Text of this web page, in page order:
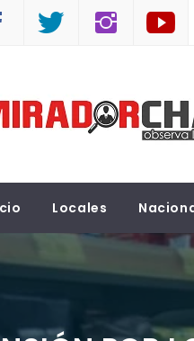
MIRADOR
Locales